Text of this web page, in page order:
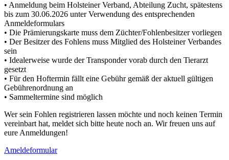
• Anmeldung beim Holsteiner Verband, Abteilung Zucht, spätestens
bis zum 30.06.2026 unter Verwendung des entsprechenden
Anmeldeformulars
• Die Prämierungskarte muss dem Züchter/Fohlenbesitzer vorliegen
• Der Besitzer des Fohlens muss Mitglied des Holsteiner Verbandes
sein
• Idealerweise wurde der Transponder vorab durch den Tierarzt
gesetzt
• Für den Hoftermin fällt eine Gebühr gemäß der aktuell gültigen
Gebührenordnung an
• Sammeltermine sind möglich
Wer sein Fohlen registrieren lassen möchte und noch keinen Termin
vereinbart hat, meldet sich bitte heute noch an. Wir freuen uns auf
eure Anmeldungen!
Ameldeformular